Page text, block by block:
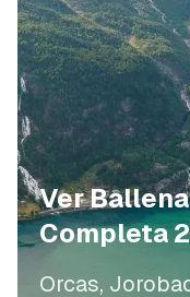
Ver
Completa
Orcas,